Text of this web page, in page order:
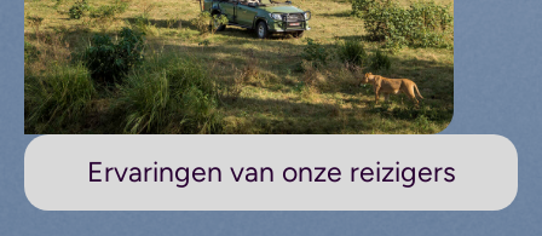
Ervaringen van onze reizigers